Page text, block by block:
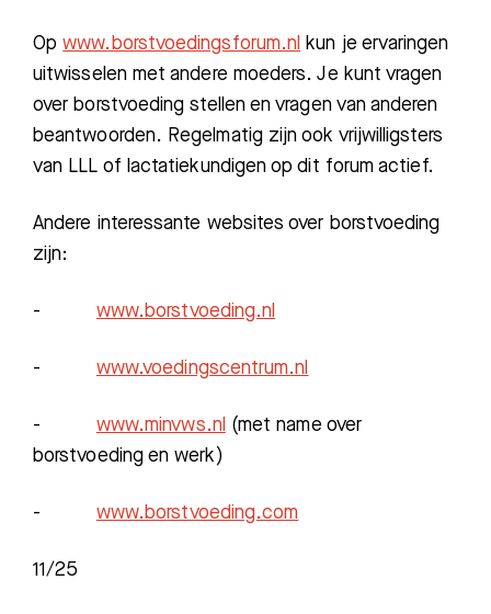
Op www.borstvoedingsforum.nl kun je ervaringen
uitwisselen met andere moeders. Je kunt vragen
over borstvoeding stellen en vragen van anderen
beantwoorden. Regelmatig zijn ook vrijwilligsters
van LLL of lactatiekundigen op dit forum actief.
Andere interessante websites over borstvoeding
zijn:
- www.borstvoeding.nl
- www.voedingscentrum.nl
- www.minvws.nl (met name over
borstvoeding en werk)
- www.borstvoeding.com
11/25